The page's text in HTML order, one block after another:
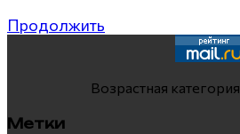
Продолжить
Возрастная
Метки